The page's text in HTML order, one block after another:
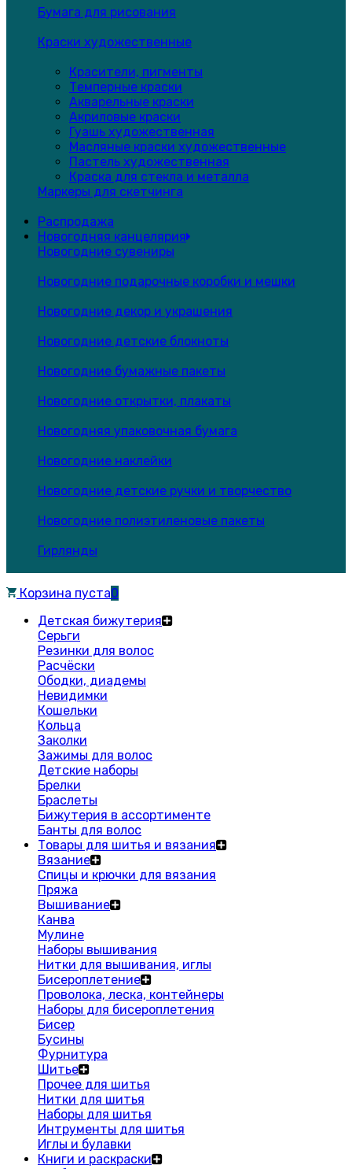
Бумага для рисования
Краски художественные
Красители, пигменты
Темперные краски
Акварельные краски
Акриловые краски
Гуашь художественная
Масляные краски художественные
Пастель художественная
Краска для стекла и металла
Маркеры для скетчинга
Распродажа
Новогодняя канцелярия
Новогодние сувениры
Новогодние подарочные коробки и мешки
Новогодние декор и украшения
Новогодние детские блокноты
Новогодние бумажные пакеты
Новогодние открытки, плакаты
Новогодняя упаковочная бумага
Новогодние наклейки
Новогодние детские ручки и творчество
Новогодние полиэтиленовые пакеты
Гирлянды
Корзина пуста0
Детская бижутерия
Серьги
Резинки для волос
Расчёски
Ободки, диадемы
Невидимки
Кошельки
Кольца
Заколки
Зажимы для волос
Детские наборы
Брелки
Браслеты
Бижутерия в ассортименте
Банты для волос
Товары для шитья и вязания
Вязание
Спицы и крючки для вязания
Пряжа
Вышивание
Канва
Мулине
Наборы вышивания
Нитки для вышивания, иглы
Бисероплетение
Проволока, леска, контейнеры
Наборы для бисероплетения
Бисер
Бусины
Фурнитура
Шитье
Прочее для шитья
Нитки для шитья
Наборы для шитья
Интрументы для шитья
Иглы и булавки
Книги и раскраски